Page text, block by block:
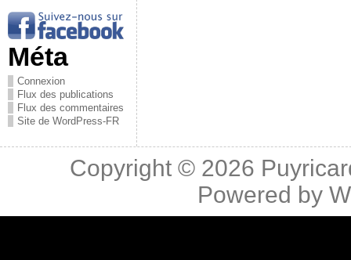
Méta
Connexion
Flux des publications
Flux des commentaires
Site de WordPress-FR
Copyright © 2026
Powered by